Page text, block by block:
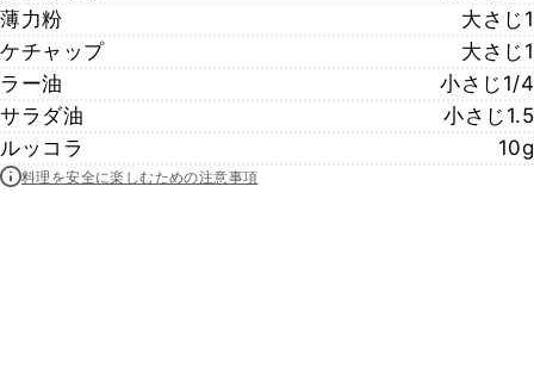
薄力粉
大さじ1
ケチャップ
大さじ1
ラー油
小さじ1/4
サラダ油
小さじ1.5
ルッコラ
10g
料理を安全に楽しむための注意事項